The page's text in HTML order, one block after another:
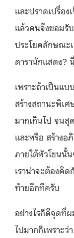
และปราดเปรื่อ
แล้วคนจึงยอมรั
ประโยคลักษณะ
ดารานักแสดง?
เพราะถ้าเป็นแบ
สร้างสถานะพิเ
มากเกินไป จนสุ
และหรือ สร้างอ
ภายใต้หัวโขนนั้
เราน่าจะต้องคิ
ท้ายอีกทีครับ
อย่างไรก็ดีจุดที่
ไปมากก็เพราะ